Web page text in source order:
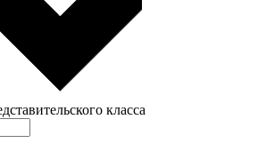
класса